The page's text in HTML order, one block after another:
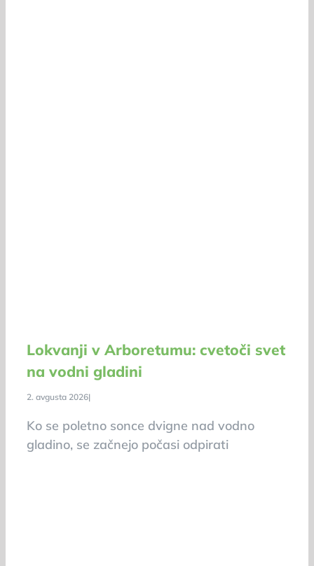
Lokvanji v Arboretumu: cvetoči svet
na vodni gladini
2. avgusta 2026|
Ko se poletno sonce dvigne nad vodno
gladino, se začnejo počasi odpirati